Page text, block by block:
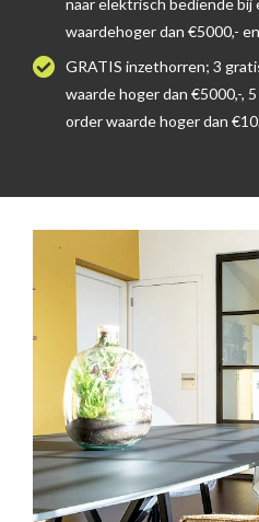
naar elektrisch bediende
waardehoger dan €5000,-
GRATIS inzethorren; 3
waarde hoger dan €5000,-,
order waarde hoger dan